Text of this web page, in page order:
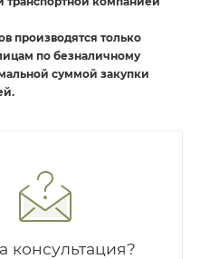
производятся только
по безналичному
суммой закупки
консультация?